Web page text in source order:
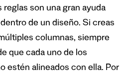
reglas son una gran ayuda
de un diseño. Si creas
columnas, siempre
que cada uno de los
estén alineados con ella. Por